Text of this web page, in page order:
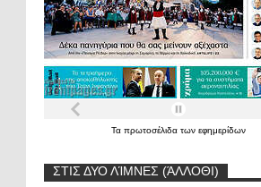
Τα πρωτοσέλιδα των εφημερίδων
ΣΤΙΣ ΔΥΟ ΛΊΜΝΕΣ (ΆΛΛΟΘΙ)